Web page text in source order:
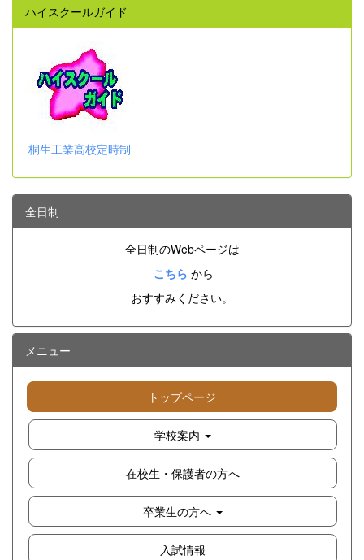
ハイスクールガイド
桐生工業高校定時制
全日制
全日制のWebページは
こちら から
おすすみください。
メニュー
トップページ
学校案内
在校生・保護者の方へ
卒業生の方へ
入試情報